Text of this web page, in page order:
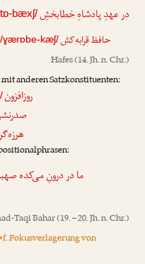
در عهدِ پادشاهِخطابخشِbæxʃ/
حافظقرابه‌کش/ɣærɒbe-kæʃ/
Hafes(14. Jh. n. Chr.)
anderen Satzkonstituenten:
روزافزون
ما در درونِ می‌کده
Taqi Bahar(19. – 20. Jh. n. Chr.)
Fokusverlagerung von